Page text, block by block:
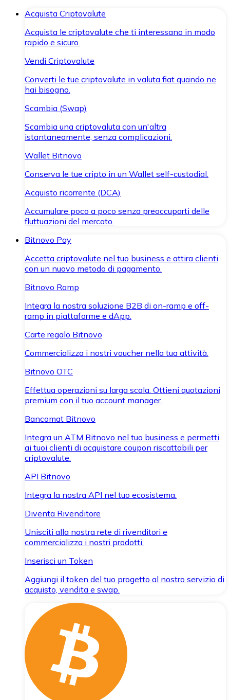
Acquista Criptovalute
Acquista le criptovalute che ti interessano in modo
rapido e sicuro.
Vendi Criptovalute
Converti le tue criptovalute in valuta fiat quando ne
hai bisogno.
Scambia (Swap)
Scambia una criptovaluta con un'altra
istantaneamente, senza complicazioni.
Wallet Bitnovo
Conserva le tue cripto in un Wallet self-custodial.
Acquisto ricorrente (DCA)
Accumulare poco a poco senza preoccuparti delle
fluttuazioni del mercato.
Bitnovo Pay
Accetta criptovalute nel tuo business e attira clienti
con un nuovo metodo di pagamento.
Bitnovo Ramp
Integra la nostra soluzione B2B di on-ramp e off-
ramp in piattaforme e dApp.
Carte regalo Bitnovo
Commercializza i nostri voucher nella tua attività.
Bitnovo OTC
Effettua operazioni su larga scala. Ottieni quotazioni
premium con il tuo account manager.
Bancomat Bitnovo
Integra un ATM Bitnovo nel tuo business e permetti
ai tuoi clienti di acquistare coupon riscattabili per
criptovalute.
API Bitnovo
Integra la nostra API nel tuo ecosistema.
Diventa Rivenditore
Unisciti alla nostra rete di rivenditori e
commercializza i nostri prodotti.
Inserisci un Token
Aggiungi il token del tuo progetto al nostro servizio di
acquisto, vendita e swap.